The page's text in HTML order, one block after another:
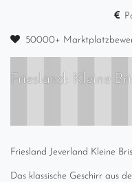
50000+
Friesland: Kleine
Friesland Jeverland Kleine
Das klassische Geschirr aus